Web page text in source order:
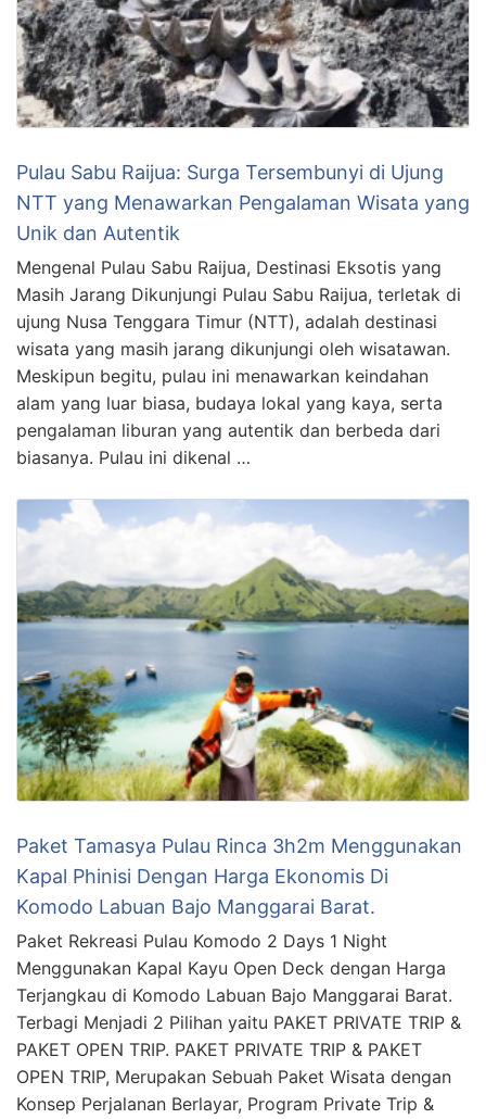
Pulau Sabu Raijua: Surga Tersembunyi di Ujung
NTT yang Menawarkan Pengalaman Wisata yang
Unik dan Autentik
Mengenal Pulau Sabu Raijua, Destinasi Eksotis yang
Masih Jarang Dikunjungi Pulau Sabu Raijua, terletak di
ujung Nusa Tenggara Timur (NTT), adalah destinasi
wisata yang masih jarang dikunjungi oleh wisatawan.
Meskipun begitu, pulau ini menawarkan keindahan
alam yang luar biasa, budaya lokal yang kaya, serta
pengalaman liburan yang autentik dan berbeda dari
biasanya. Pulau ini dikenal …
Paket Tamasya Pulau Rinca 3h2m Menggunakan
Kapal Phinisi Dengan Harga Ekonomis Di
Komodo Labuan Bajo Manggarai Barat.
Paket Rekreasi Pulau Komodo 2 Days 1 Night
Menggunakan Kapal Kayu Open Deck dengan Harga
Terjangkau di Komodo Labuan Bajo Manggarai Barat.
Terbagi Menjadi 2 Pilihan yaitu PAKET PRIVATE TRIP &
PAKET OPEN TRIP. PAKET PRIVATE TRIP & PAKET
OPEN TRIP, Merupakan Sebuah Paket Wisata dengan
Konsep Perjalanan Berlayar, Program Private Trip &